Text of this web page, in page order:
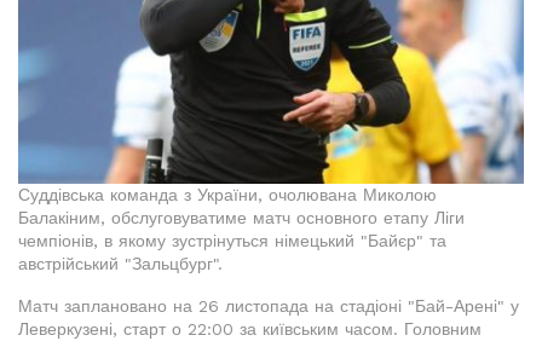
Суддівська команда з України, очолювана Миколою
Балакіним, обслуговуватиме матч основного етапу Ліги
чемпіонів, в якому зустрінуться німецький "Байєр" та
австрійський "Зальцбург".
Матч заплановано на 26 листопада на стадіоні "Бай-Арені" у
Леверкузені, старт о 22:00 за київським часом. Головним